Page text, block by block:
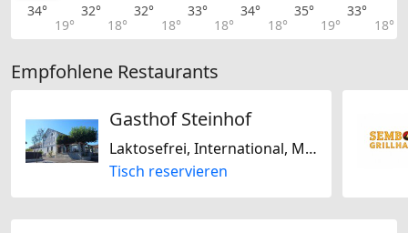
34°
19°
32°
18°
32°
18°
33°
18°
34°
18°
35°
19°
33°
18°
Empfohlene Restaurants
Gasthof Steinhof
Laktosefrei, International, Mediterran, Portugiesisch, Saisonal, Schweizerisch, Biogerichte, Glutenfrei
Tisch reservieren